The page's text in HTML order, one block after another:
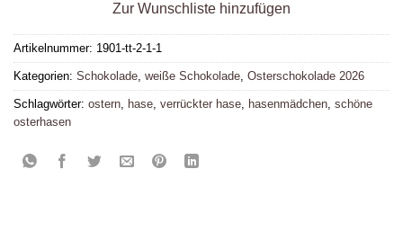
Zur Wunschliste hinzufügen
Artikelnummer: 1901-tt-2-1-1
Kategorien: Schokolade, weiße Schokolade, Osterschokolade 2026
Schlagwörter: ostern, hase, verrückter hase, hasenmädchen, schöne
osterhasen